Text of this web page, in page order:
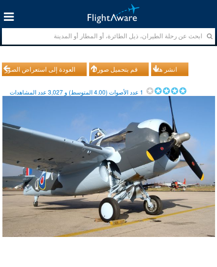
العودة إلى استعراض الصور قم بتحميل صورك انشر هذا
1 عدد الأصوات (4.00المتوسط) و 3,027عدد المشاهدات